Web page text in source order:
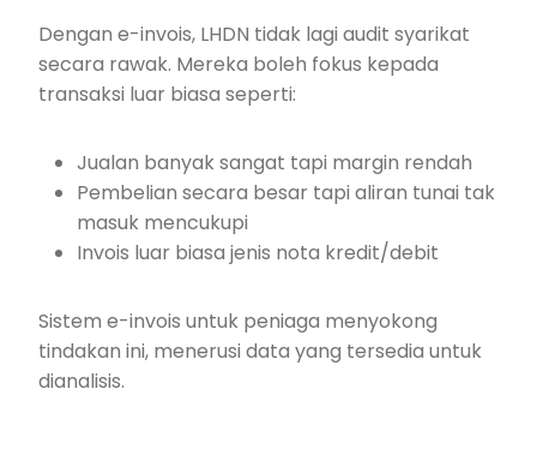
Dengan e-invois, LHDN tidak lagi audit syarikat
secara rawak. Mereka boleh fokus kepada
transaksi luar biasa seperti:
Jualan banyak sangat tapi margin rendah
Pembelian secara besar tapi aliran tunai tak
masuk mencukupi
Invois luar biasa jenis nota kredit/debit
Sistem e-invois untuk peniaga menyokong
tindakan ini, menerusi data yang tersedia untuk
dianalisis.